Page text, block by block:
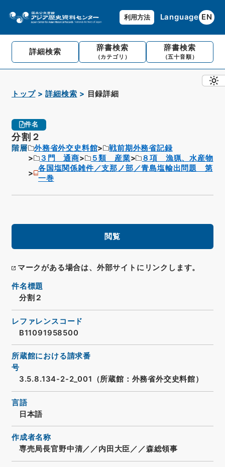
利用方法 Language EN
詳細検索 辞書検索
（カテゴリ）
辞書検索
（五十音順）
トップ 詳細検索 目録詳細
件名
分割２
階層 外務省外交史料館
戦前期外務省記録
３門 通商
５類 産業
８項 漁猟、水産物
各国塩関係雑件／支那ノ部／青島塩輸出問題 第
一巻
閲覧
マークがある場合は、外部サイトにリンクします。
件名標題
分割２
レファレンスコード
B11091958500
所蔵館における請求番
号
3.5.8.134-2-2_001（所蔵館：外務省外交史料館）
言語
日本語
作成者名称
専売局長官野中清／／内田大臣／／森総領事